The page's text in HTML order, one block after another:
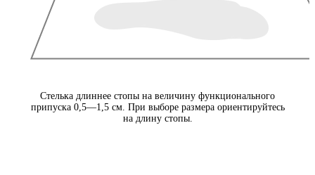
Стелька длиннее стопы на величину функционального
припуска 0,5—1,5 см. При выборе размера ориентируйтесь
на длину стопы.